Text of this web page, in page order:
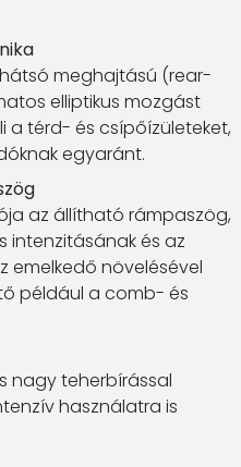
meghajtású (rear-
elliptikus mozgást
a térd- és csípőízületeket,
egyaránt.
az állítható rámpaszög,
intenzitásának és az
emelkedő növelésével
például a comb- és
nagy teherbírással
használatra is